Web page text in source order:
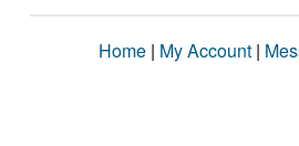
Home | My Account |